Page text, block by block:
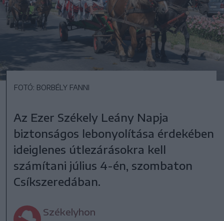
FOTÓ: BORBÉLY FANNI
Az Ezer Székely Leány Napja
biztonságos lebonyolítása érdekében
ideiglenes útlezárásokra kell
számítani július 4-én, szombaton
Csíkszeredában.
Székelyhon